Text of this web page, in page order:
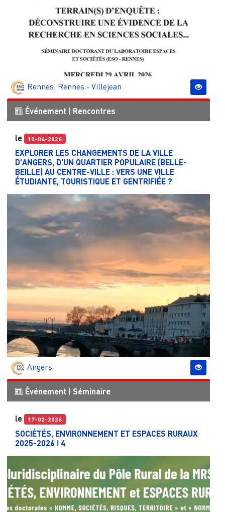
Rennes, Rennes - Villejean
Événement Rencontres
le 10-04-2026
EXPLORER LES CHANGEMENTS DE LA VILLE
D'ANGERS, D'UN QUARTIER POPULAIRE (BELLE-
BEILLE) AU CENTRE-VILLE : VERS UNE VILLE
ÉTUDIANTE, TOURISTIQUE ET GENTRIFIÉE ?
Angers
Événement Séminaire
le 17-02-2026
SOCIÉTÉS, ENVIRONNEMENT ET ESPACES RURAUX
2025-2026 ǀ 4